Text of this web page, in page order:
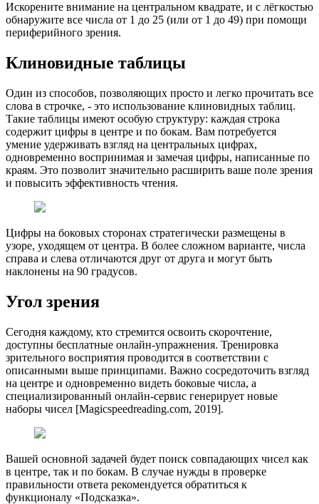
Искорените внимание на центральном квадрате, и с лёгкостью
обнаружите все числа от 1 до 25 (или от 1 до 49) при помощи
периферийного зрения.
Клиновидные таблицы
Один из способов, позволяющих просто и легко прочитать все
слова в строчке, - это использование клиновидных таблиц.
Такие таблицы имеют особую структуру: каждая строка
содержит цифры в центре и по бокам. Вам потребуется
умение удерживать взгляд на центральных цифрах,
одновременно воспринимая и замечая цифры, написанные по
краям. Это позволит значительно расширить ваше поле зрения
и повысить эффективность чтения.
Цифры на боковых сторонах стратегически размещены в
узоре, уходящем от центра. В более сложном варианте, числа
справа и слева отличаются друг от друга и могут быть
наклонены на 90 градусов.
Угол зрения
Сегодня каждому, кто стремится освоить скорочтение,
доступны бесплатные онлайн-упражнения. Тренировка
зрительного восприятия проводится в соответствии с
описанными выше принципами. Важно сосредоточить взгляд
на центре и одновременно видеть боковые числа, а
специализированный онлайн-сервис генерирует новые
наборы чисел [Мagicspeedreading.com, 2019].
Вашей основной задачей будет поиск совпадающих чисел как
в центре, так и по бокам. В случае нужды в проверке
правильности ответа рекомендуется обратиться к
функционалу «Подсказка».